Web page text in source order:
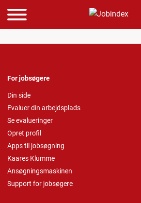
For jobsøgere
Din side
Evaluer din arbejdsplads
Se evalueringer
Opret profil
Apps til jobsøgning
Kaares Klumme
Ansøgningsmaskinen
Support for jobsøgere